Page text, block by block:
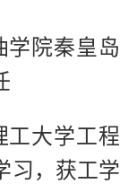
学院秦皇岛
工大学工程
习，获工学